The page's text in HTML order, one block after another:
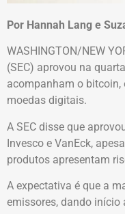
Por Hannah Lang e
WASHINGTON/NEW
(SEC) aprovou na
acompanham o bitcoin,
moedas digitais.
A SEC disse que
Invesco e VanEck,
produtos apresentam
A expectativa é que a
emissores, dando